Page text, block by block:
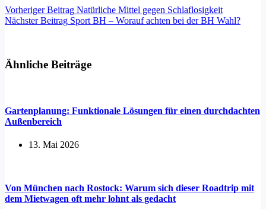
VorherigerBeitrag Natürliche Mittel gegen Schlaflosigkeit
NächsterBeitrag Sport BH – Worauf achten bei der BH Wahl?
Ähnliche Beiträge
Gartenplanung: Funktionale Lösungen für einen durchdachten
Außenbereich
13. Mai 2026
Von München nach Rostock: Warum sich dieser Roadtrip mit
dem Mietwagen oft mehr lohnt als gedacht